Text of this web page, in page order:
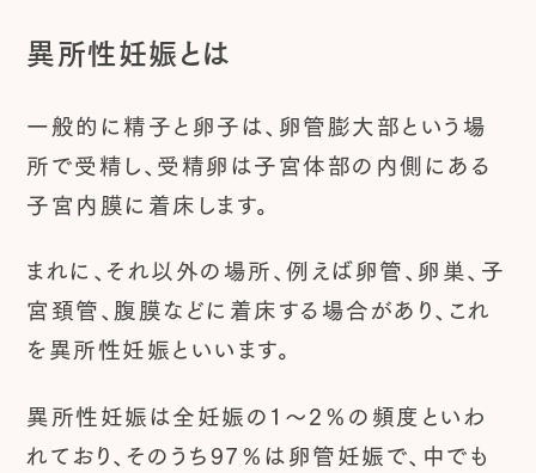
異所性妊娠とは
一般的に精子と卵子は、卵管膨大部という場
所で受精し、受精卵は子宮体部の内側にある
子宮内膜に着床します。
まれに、それ以外の場所、例えば卵管、卵巣、子
宮頚管、腹膜などに着床する場合があり、これ
を異所性妊娠といいます。
異所性妊娠は全妊娠の1～2％の頻度といわ
れており、そのうち97％は卵管妊娠で、中でも